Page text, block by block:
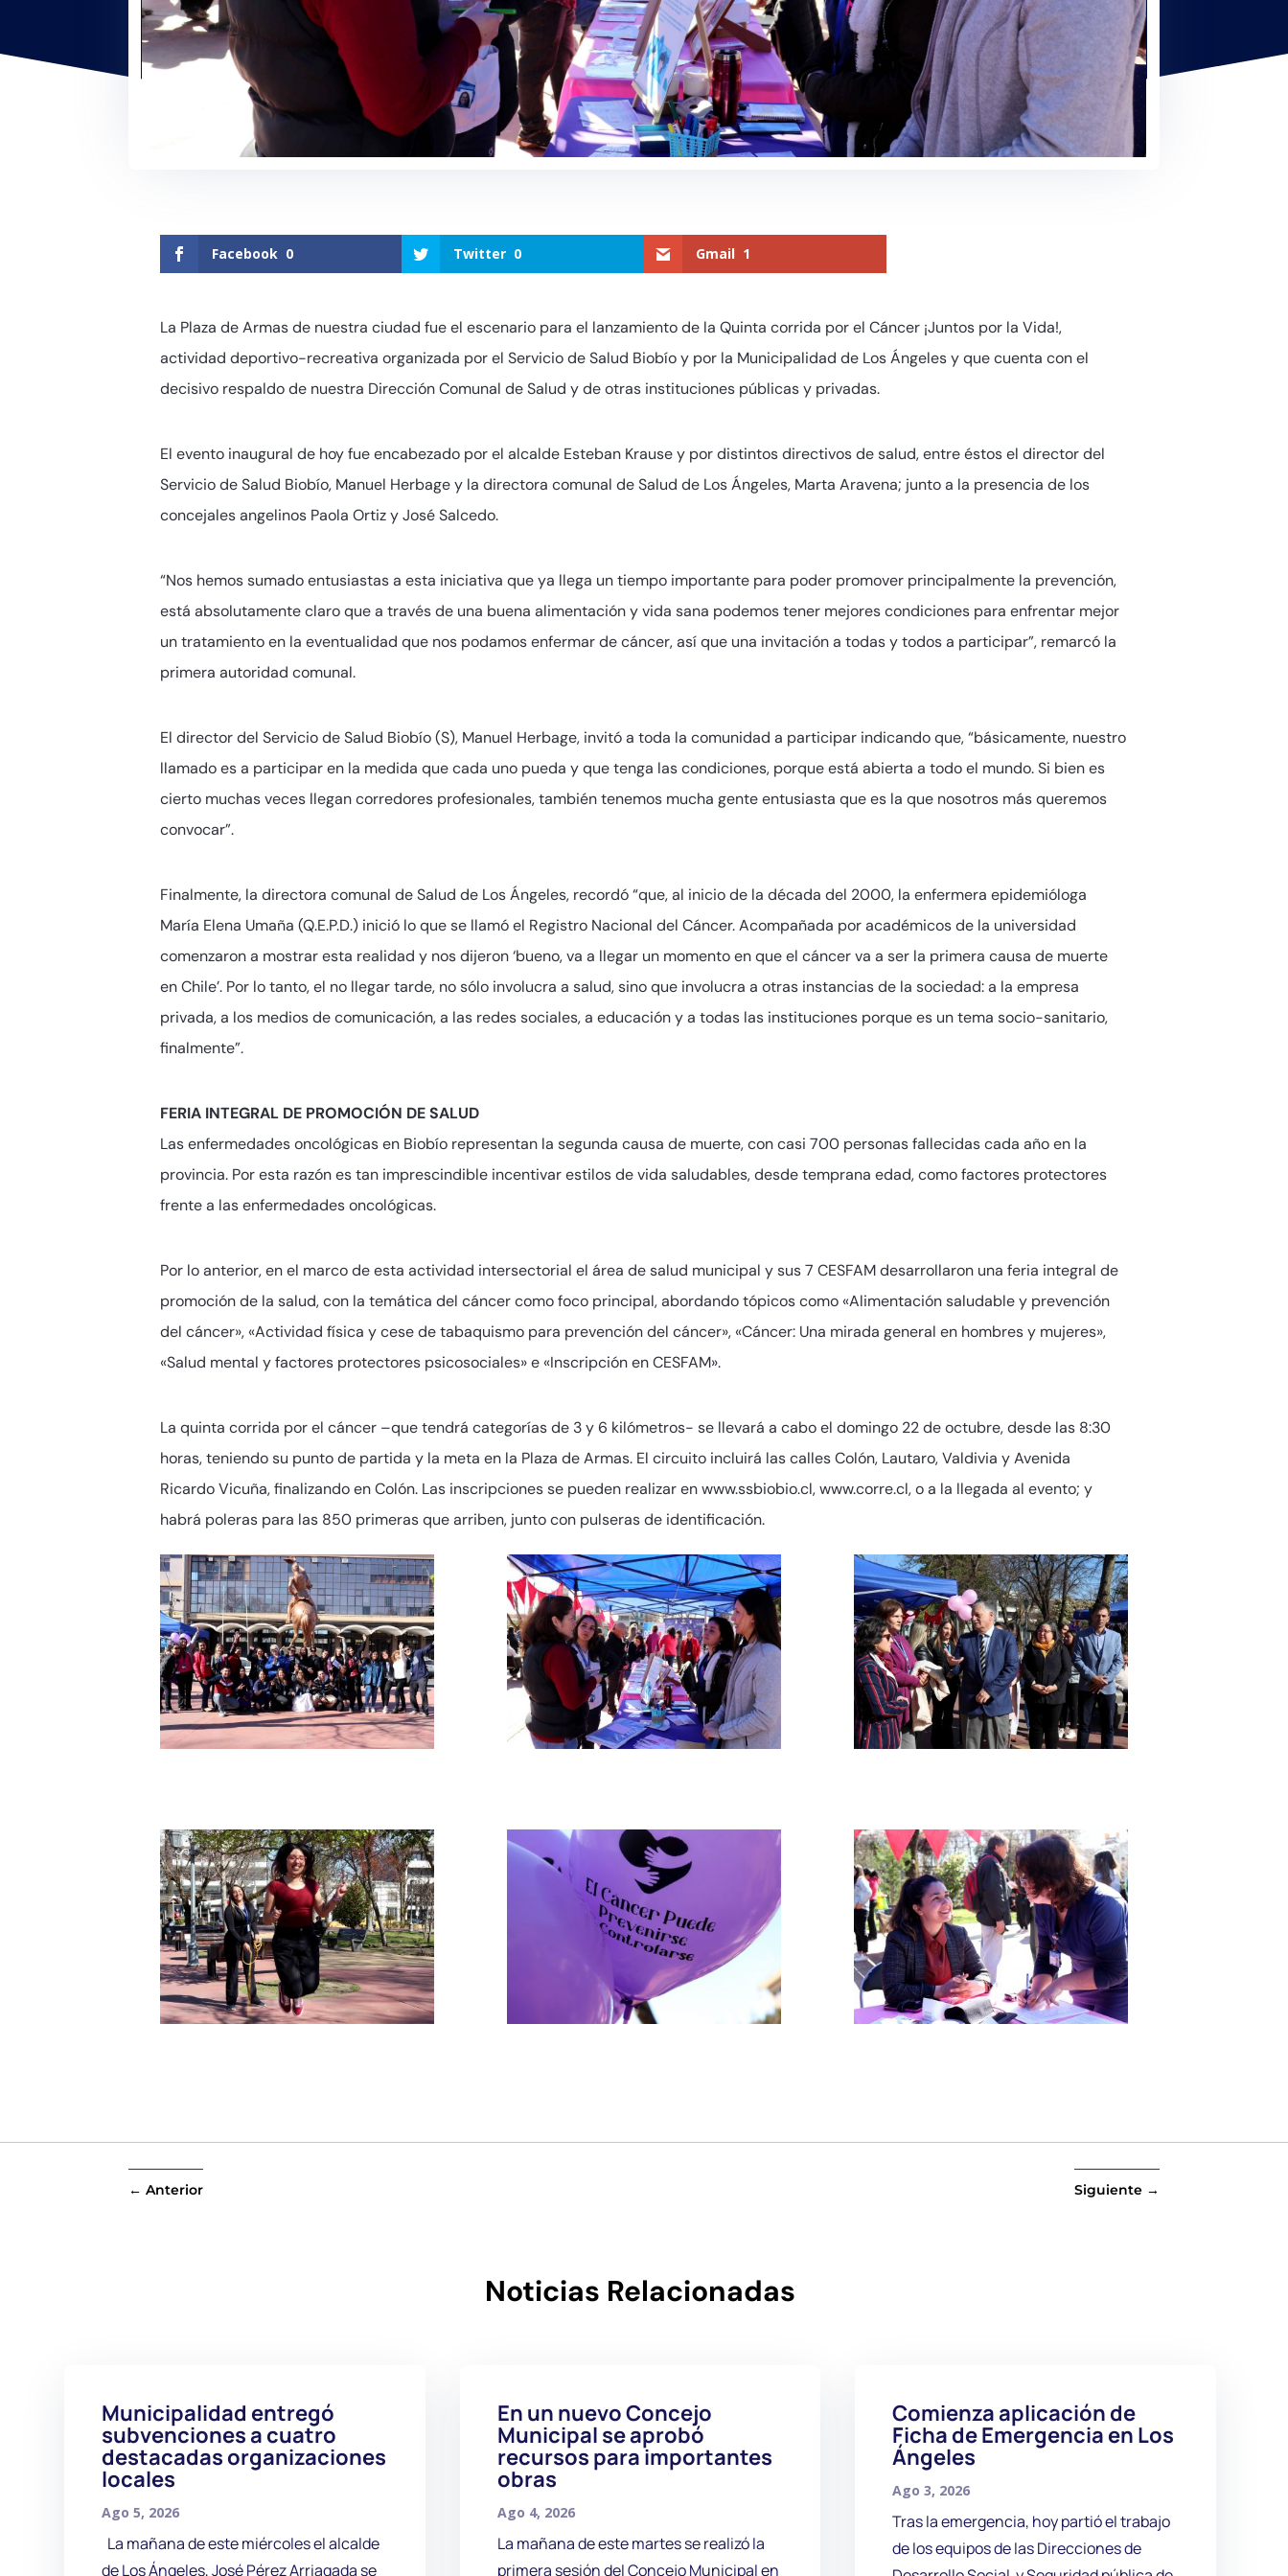
Facebook 0 Twitter 0 Gmail 1
La Plaza de Armas de nuestra ciudad fue el escenario para el lanzamiento de la Quinta corrida por el Cáncer ¡Juntos por la Vida!,
actividad deportivo-recreativa organizada por el Servicio de Salud Biobío y por la Municipalidad de Los Ángeles y que cuenta con el
decisivo respaldo de nuestra Dirección Comunal de Salud y de otras instituciones públicas y privadas.
El evento inaugural de hoy fue encabezado por el alcalde Esteban Krause y por distintos directivos de salud, entre éstos el director del
Servicio de Salud Biobío, Manuel Herbage y la directora comunal de Salud de Los Ángeles, Marta Aravena; junto a la presencia de los
concejales angelinos Paola Ortiz y José Salcedo.
“Nos hemos sumado entusiastas a esta iniciativa que ya llega un tiempo importante para poder promover principalmente la prevención,
está absolutamente claro que a través de una buena alimentación y vida sana podemos tener mejores condiciones para enfrentar mejor
un tratamiento en la eventualidad que nos podamos enfermar de cáncer, así que una invitación a todas y todos a participar”, remarcó la
primera autoridad comunal.
El director del Servicio de Salud Biobío (S), Manuel Herbage, invitó a toda la comunidad a participar indicando que, “básicamente, nuestro
llamado es a participar en la medida que cada uno pueda y que tenga las condiciones, porque está abierta a todo el mundo. Si bien es
cierto muchas veces llegan corredores profesionales, también tenemos mucha gente entusiasta que es la que nosotros más queremos
convocar”.
Finalmente, la directora comunal de Salud de Los Ángeles, recordó “que, al inicio de la década del 2000, la enfermera epidemióloga
María Elena Umaña (Q.E.P.D.) inició lo que se llamó el Registro Nacional del Cáncer. Acompañada por académicos de la universidad
comenzaron a mostrar esta realidad y nos dijeron ‘bueno, va a llegar un momento en que el cáncer va a ser la primera causa de muerte
en Chile’. Por lo tanto, el no llegar tarde, no sólo involucra a salud, sino que involucra a otras instancias de la sociedad: a la empresa
privada, a los medios de comunicación, a las redes sociales, a educación y a todas las instituciones porque es un tema socio-sanitario,
finalmente”.
FERIA INTEGRAL DE PROMOCIÓN DE SALUD
Las enfermedades oncológicas en Biobío representan la segunda causa de muerte, con casi 700 personas fallecidas cada año en la
provincia. Por esta razón es tan imprescindible incentivar estilos de vida saludables, desde temprana edad, como factores protectores
frente a las enfermedades oncológicas.
Por lo anterior, en el marco de esta actividad intersectorial el área de salud municipal y sus 7 CESFAM desarrollaron una feria integral de
promoción de la salud, con la temática del cáncer como foco principal, abordando tópicos como «Alimentación saludable y prevención
del cáncer», «Actividad física y cese de tabaquismo para prevención del cáncer», «Cáncer: Una mirada general en hombres y mujeres»,
«Salud mental y factores protectores psicosociales» e «Inscripción en CESFAM».
La quinta corrida por el cáncer –que tendrá categorías de 3 y 6 kilómetros- se llevará a cabo el domingo 22 de octubre, desde las 8:30
horas, teniendo su punto de partida y la meta en la Plaza de Armas. El circuito incluirá las calles Colón, Lautaro, Valdivia y Avenida
Ricardo Vicuña, finalizando en Colón. Las inscripciones se pueden realizar en www.ssbiobio.cl, www.corre.cl, o a la llegada al evento; y
habrá poleras para las 850 primeras que arriben, junto con pulseras de identificación.
←Anterior Siguiente→
Noticias Relacionadas
Municipalidad entregó
subvenciones a cuatro
destacadas organizaciones
locales
Ago 5, 2026
La mañana de este miércoles el alcalde
de Los Ángeles, José Pérez Arriagada se
En un nuevo Concejo
Municipal se aprobó
recursos para importantes
obras
Ago 4, 2026
La mañana de este martes se realizó la
primera sesión del Concejo Municipal en
Comienza aplicación de
Ficha de Emergencia en Los
Ángeles
Ago 3, 2026
Tras la emergencia, hoy partió el trabajo
de los equipos de las Direcciones de